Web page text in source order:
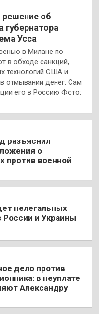
решение об
Усса
в Милане по
в обходе санкций,
технологий США и
отмывании денег. Сам
его в Россию Фото:
разъяснил
о
против военной
нелегальных
России и Украины
дело против
в неуплате
Александру